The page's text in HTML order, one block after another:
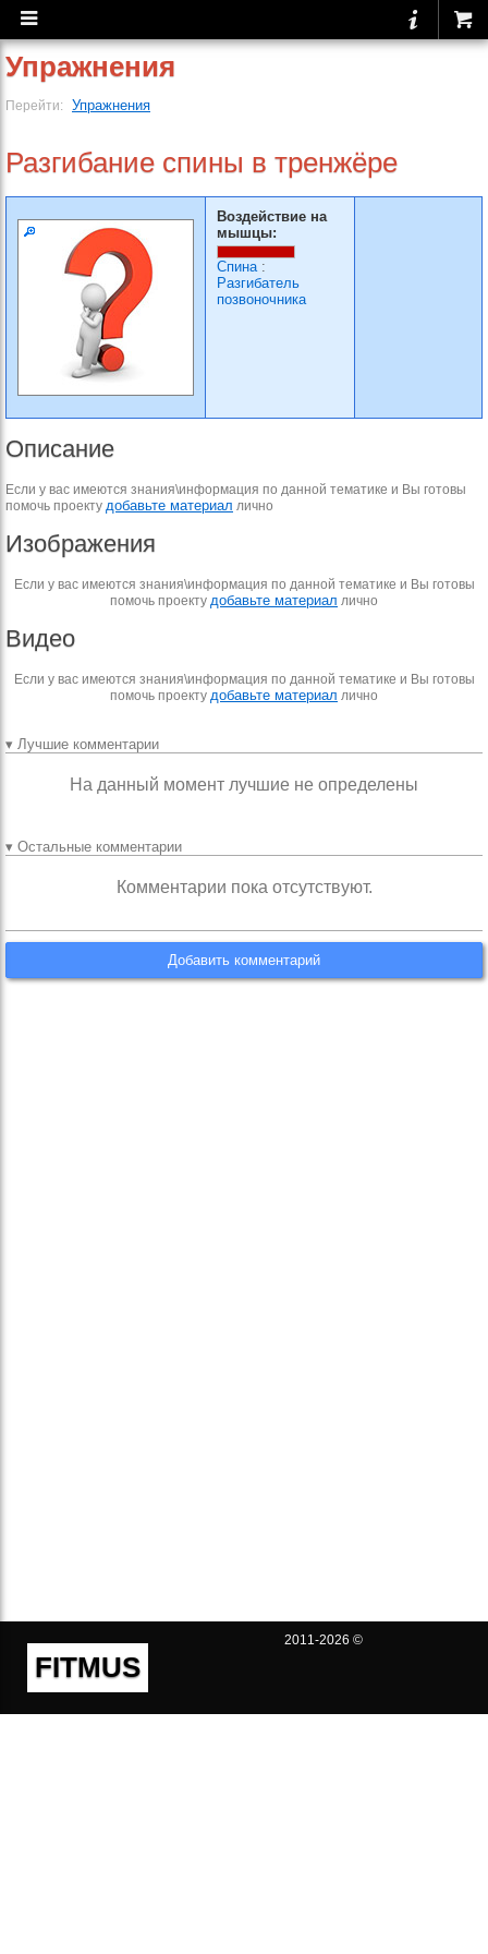
Упражнения
Перейти: Упражнения
Разгибание спины в тренжёре
Воздействие на
мышцы:
Спина:
Разгибатель
позвоночника
Описание
Если у вас имеются знания\информация по данной тематике и Вы готовы
помочь проекту добавьте материал лично
Изображения
Если у вас имеются знания\информация по данной тематике и Вы готовы
помочь проекту добавьте материал лично
Видео
Если у вас имеются знания\информация по данной тематике и Вы готовы
помочь проекту добавьте материал лично
▾ Лучшие комментарии
На данный момент лучшие не определены
▾ Остальные комментарии
Комментарии пока отсутствуют.
Добавить комментарий
FITMUS
2011-2026 ©